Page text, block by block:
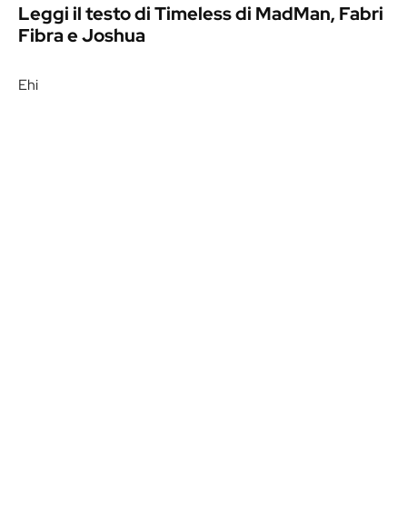
Leggi il testo di Timeless di MadMan, Fabri
Fibra e Joshua
Ehi